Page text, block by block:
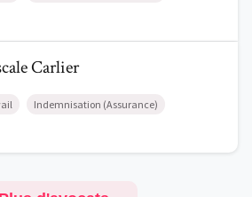
Carlier
Carlier
Indemnisation (Assurance)